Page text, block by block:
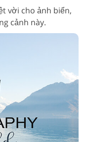
vời cho ảnh biển,
cảnh này.